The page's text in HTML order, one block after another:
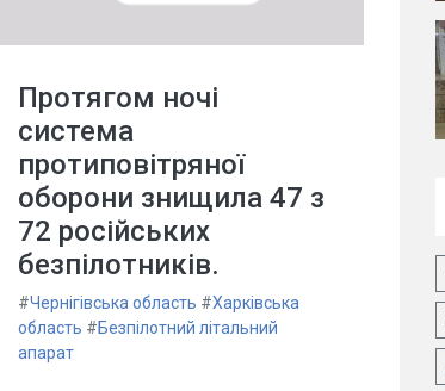
Протягом ночі
система
протиповітряної
оборони знищила 47 з
72 російських
безпілотників.
#Чернігівська область #Харківська
область #Безпілотний літальний
апарат